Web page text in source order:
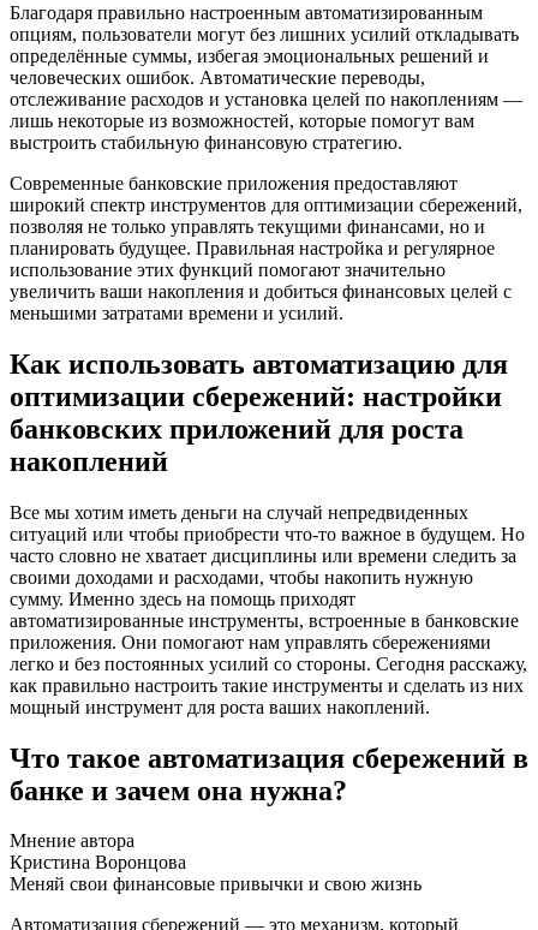
Благодаря правильно настроенным автоматизированным
опциям, пользователи могут без лишних усилий откладывать
определённые суммы, избегая эмоциональных решений и
человеческих ошибок. Автоматические переводы,
отслеживание расходов и установка целей по накоплениям —
лишь некоторые из возможностей, которые помогут вам
выстроить стабильную финансовую стратегию.
Современные банковские приложения предоставляют
широкий спектр инструментов для оптимизации сбережений,
позволяя не только управлять текущими финансами, но и
планировать будущее. Правильная настройка и регулярное
использование этих функций помогают значительно
увеличить ваши накопления и добиться финансовых целей с
меньшими затратами времени и усилий.
Как использовать автоматизацию для
оптимизации сбережений: настройки
банковских приложений для роста
накоплений
Все мы хотим иметь деньги на случай непредвиденных
ситуаций или чтобы приобрести что-то важное в будущем. Но
часто словно не хватает дисциплины или времени следить за
своими доходами и расходами, чтобы накопить нужную
сумму. Именно здесь на помощь приходят
автоматизированные инструменты, встроенные в банковские
приложения. Они помогают нам управлять сбережениями
легко и без постоянных усилий со стороны. Сегодня расскажу,
как правильно настроить такие инструменты и сделать из них
мощный инструмент для роста ваших накоплений.
Что такое автоматизация сбережений в
банке и зачем она нужна?
Мнение автора
Кристина Воронцова
Меняй свои финансовые привычки и свою жизнь
Автоматизация сбережений — это механизм, который